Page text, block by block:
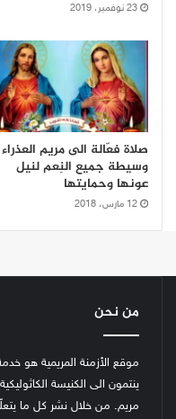
23 نوفمبر، 2019
صلاة فعّالة الى مريم العذراء
وسيطة جميع النِعم لنيل
عونها وحمايتها
12 مارس، 2018
من نحن
موقع الأزمنة المريمية هو
ينتمون الى الكنيسة
مريم. من خلال نشر كل ما